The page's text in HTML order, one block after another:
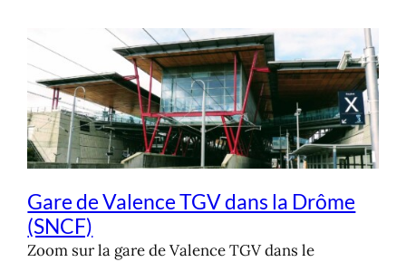
Gare de Valence TGV dans la Drôme
(SNCF)
Zoom sur la gare de Valence TGV dans le